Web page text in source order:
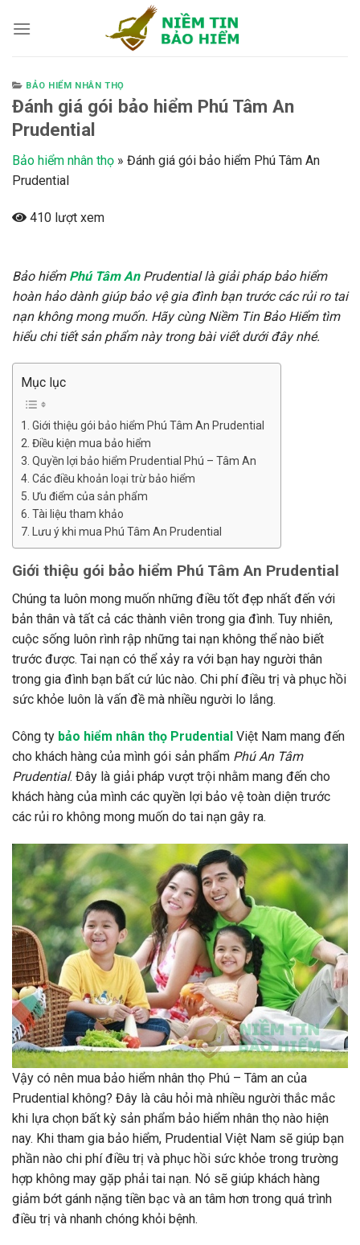
BẢO HIỂM NHÂN THỌ
Đánh giá gói bảo hiểm Phú Tâm An
Prudential
Bảo hiểm nhân thọ » Đánh giá gói bảo hiểm Phú Tâm An
Prudential
410 lượt xem
Bảo hiểm Phú Tâm AnPrudential là giải pháp bảo hiểm
hoàn hảo dành giúp bảo vệ gia đình bạn trước các rủi ro tai
nạn không mong muốn. Hãy cùng Niềm Tin Bảo Hiểm tìm
hiểu chi tiết sản phẩm này trong bài viết dưới đây nhé.
Mục lục
Giới thiệu gói bảo hiểm Phú Tâm An Prudential
Điều kiện mua bảo hiểm
Quyền lợi bảo hiểm Prudential Phú – Tâm An
Các điều khoản loại trừ bảo hiểm
Ưu điểm của sản phẩm
Tài liệu tham khảo
Lưu ý khi mua Phú Tâm An Prudential
Giới thiệu gói bảo hiểm Phú Tâm An Prudential
Chúng ta luôn mong muốn những điều tốt đẹp nhất đến với
bản thân và tất cả các thành viên trong gia đình. Tuy nhiên,
cuộc sống luôn rình rập những tai nạn không thể nào biết
trước được. Tai nạn có thể xảy ra với bạn hay người thân
trong gia đình bạn bất cứ lúc nào. Chi phí điều trị và phục hồi
sức khỏe luôn là vấn đề mà nhiều người lo lắng.
Công ty bảo hiểm nhân thọ Prudential Việt Nam mang đến
cho khách hàng của mình gói sản phẩm Phú An Tâm
Prudential. Đây là giải pháp vượt trội nhằm mang đến cho
khách hàng của mình các quyền lợi bảo vệ toàn diện trước
các rủi ro không mong muốn do tai nạn gây ra.
Vậy có nên mua bảo hiểm nhân thọ Phú – Tâm an của
Prudential không? Đây là câu hỏi mà nhiều người thắc mắc
khi lựa chọn bất kỳ sản phẩm bảo hiểm nhân thọ nào hiện
nay. Khi tham gia bảo hiểm, Prudential Việt Nam sẽ giúp bạn
phần nào chi phí điều trị và phục hồi sức khỏe trong trường
hợp không may gặp phải tai nạn. Nó sẽ giúp khách hàng
giảm bớt gánh nặng tiền bạc và an tâm hơn trong quá trình
điều trị và nhanh chóng khỏi bệnh.